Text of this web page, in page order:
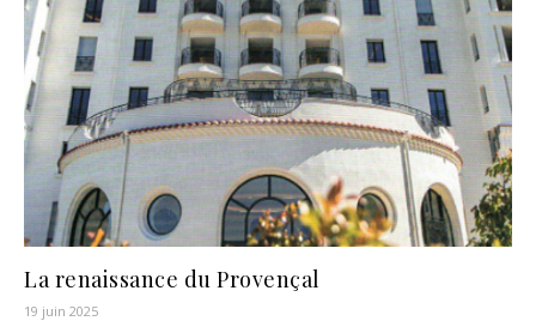
La renaissance du Provençal
19 juin 2025